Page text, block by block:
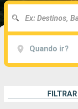
Quando ir?